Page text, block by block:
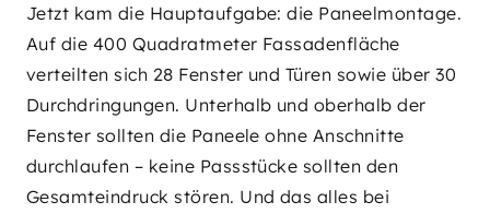
Jetzt kam die Hauptaufgabe: die Paneelmontage.
Auf die 400 Quadratmeter Fassadenfläche
verteilten sich 28 Fenster und Türen sowie über 30
Durchdringungen. Unterhalb und oberhalb der
Fenster sollten die Paneele ohne Anschnitte
durchlaufen – keine Passstücke sollten den
Gesamteindruck stören. Und das alles bei